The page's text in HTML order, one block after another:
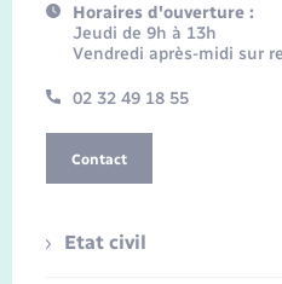
Horaires d'ouverture :
Jeudi de 9h à 13h
Vendredi après-midi sur
02 32 49 18 55
Contact
Etat civil